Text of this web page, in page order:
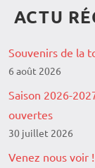
ACTU
Souvenirs de la
6 août 2026
Saison 2026-
ouvertes
30 juillet 2026
Venez nous voir